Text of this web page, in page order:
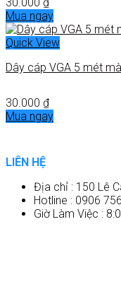
30.000 ₫
Mua ngay
Quick View
Dây cáp VGA 5 mét
30.000 ₫
Mua ngay
LIÊN HỆ
Địa chỉ : 150 Lê
Hotline : 0906
Giờ Làm Việc :